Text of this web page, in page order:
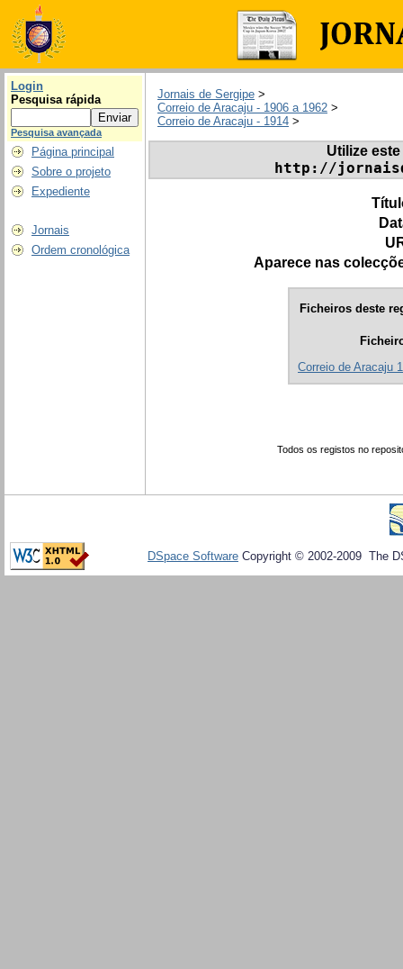
Login
Pesquisa rápida
Pesquisa avançada
Página principal
Sobre o projeto
Expediente
Jornais
Ordem cronológica
Jornais de Sergipe >
Correio de Aracaju - 1906 a 1962 >
Correio de Aracaju - 1914 >
Utilize
http://
Aparece nas
Ficheiros deste
Correio de Aracaju
Todos os registos no
DSpace Software Copyright © 2002-2009 The